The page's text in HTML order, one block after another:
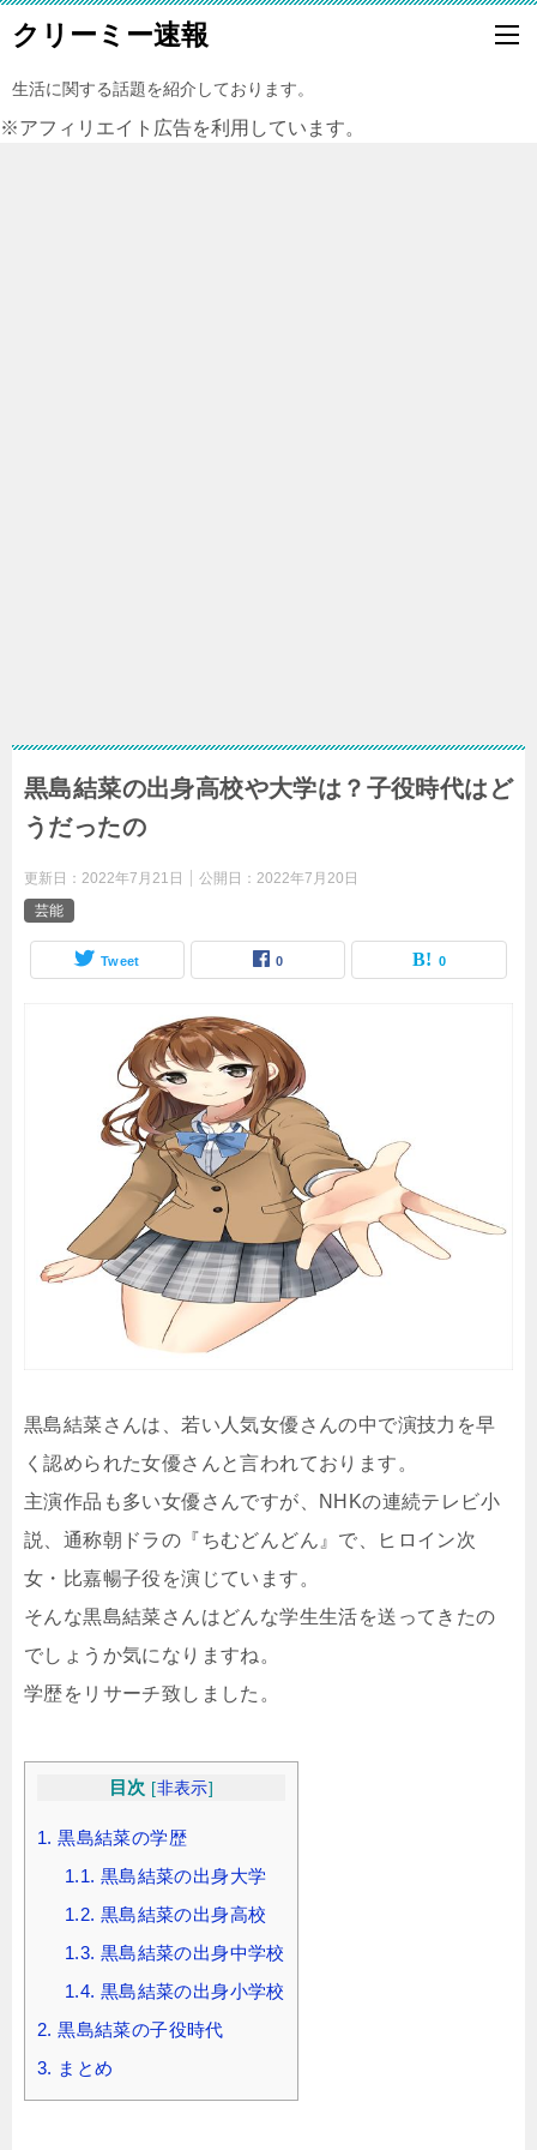
クリーミー速報
生活に関する話題を紹介しております。
※アフィリエイト広告を利用しています。
黒島結菜の出身高校や大学は？子役時代はど
うだったの
更新日： 2022年7月21日 公開日： 2022年7月20日
芸能
Tweet 0 0
黒島結菜さんは、若い人気女優さんの中で演技力を早
く認められた女優さんと言われております。
主演作品も多い女優さんですが、NHKの連続テレビ小
説、通称朝ドラの『ちむどんどん』で、ヒロイン次
女・比嘉暢子役を演じています。
そんな黒島結菜さんはどんな学生生活を送ってきたの
でしょうか気になりますね。
学歴をリサーチ致しました。
目次 [非表示]
1. 黒島結菜の学歴
1.1. 黒島結菜の出身大学
1.2. 黒島結菜の出身高校
1.3. 黒島結菜の出身中学校
1.4. 黒島結菜の出身小学校
2. 黒島結菜の子役時代
3. まとめ